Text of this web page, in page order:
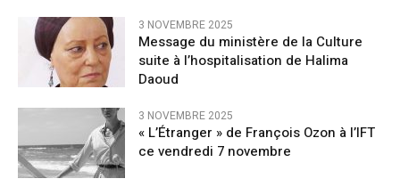
3 NOVEMBRE 2025
Message du ministère de la Culture
suite à l’hospitalisation de Halima
Daoud
3 NOVEMBRE 2025
« L’Étranger » de François Ozon à l’IFT
ce vendredi 7 novembre